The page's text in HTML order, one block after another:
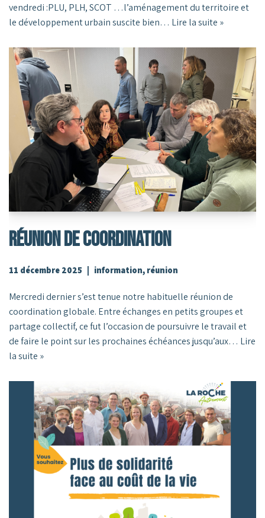
vendredi :PLU, PLH, SCOT …l’aménagement du territoire et
le développement urbain suscite bien… Lire la suite »
Réunion De Coordination
11 décembre 2025 information, réunion
Mercredi dernier s’est tenue notre habituelle réunion de
coordination globale. Entre échanges en petits groupes et
partage collectif, ce fut l’occasion de poursuivre le travail et
de faire le point sur les prochaines échéances jusqu’aux… Lire
la suite »